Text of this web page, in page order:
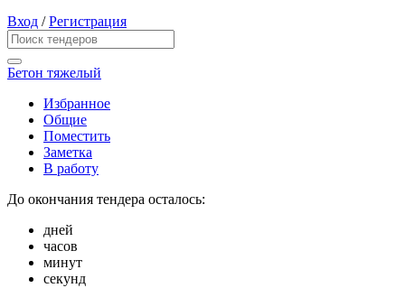
Вход /Регистрация
Бетон тяжелый
Избранное
Общие
Поместить
Заметка
В работу
До окончания тендера осталось:
дней
часов
минут
секунд